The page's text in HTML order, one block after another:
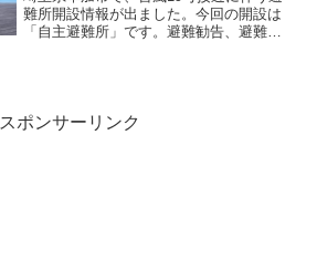
難所開設情報が出ました。今回の開設は
「自主避難所」です。避難勧告、避難指
スポンサーリンク